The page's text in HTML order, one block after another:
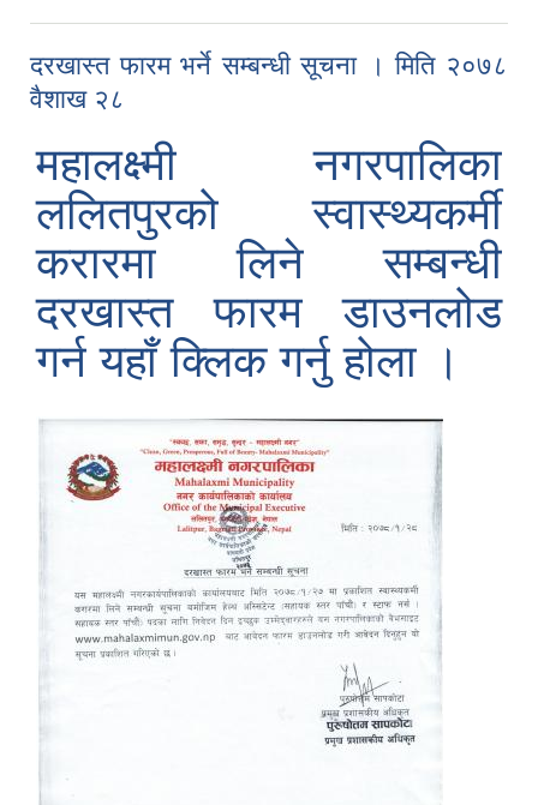
दरखास्त फारम भर्ने सम्बन्धी सूचना । मिति २०७८
वैशाख २८
महालक्ष्मी नगरपालिका
ललितपुरको स्वास्थ्यकर्मी
करारमा लिने सम्बन्धी
दरखास्त फारम डाउनलोड
गर्न यहाँ क्लिक गर्नु होला ।